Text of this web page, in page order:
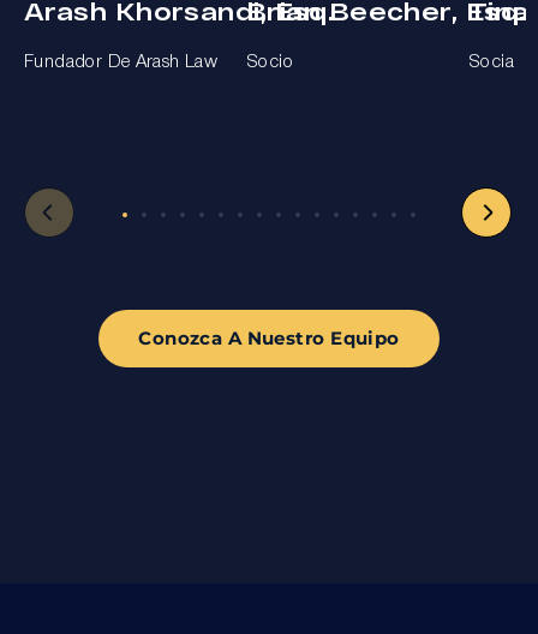
Arash Khorsandi, Esq.
Fundador De Arash Law
Brian Beecher, Esq.
Socio
Tina
Socia
Conozca A Nuestro Equipo